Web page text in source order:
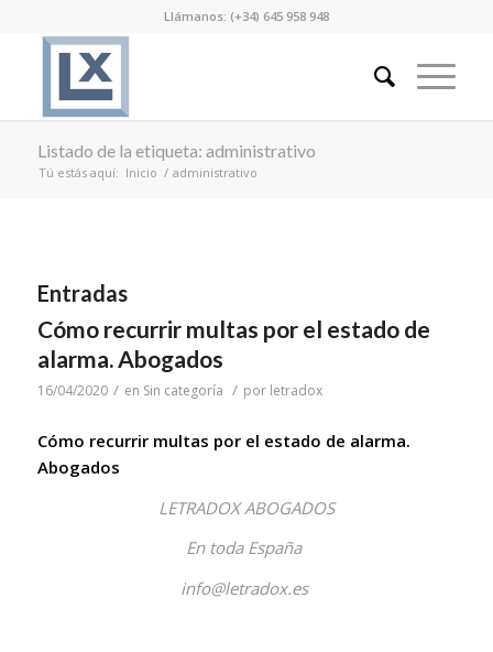
Llámanos: (+34) 645 958 948
Listado de la etiqueta: administrativo
Tú estás aquí: Inicio / administrativo
Entradas
Cómo recurrir multas por el estado de
alarma. Abogados
16/04/2020 / en Sin categoría / por letradox
Cómo recurrir multas por el estado de alarma.
Abogados
LETRADOX ABOGADOS
En toda España
info@letradox.es